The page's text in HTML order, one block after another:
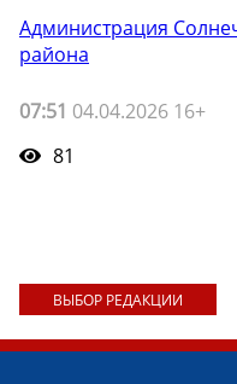
Администрация
района
07:51 04.04.2026 16+
81
ВЫБОР РЕДАКЦИИ